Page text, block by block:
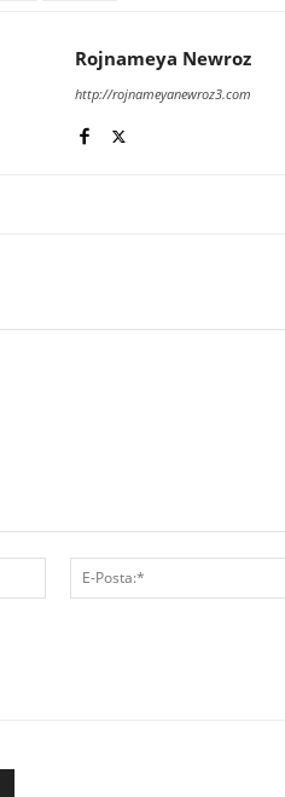
Rojnameya Newroz
http://rojnameyanewroz3.com
İsim:*